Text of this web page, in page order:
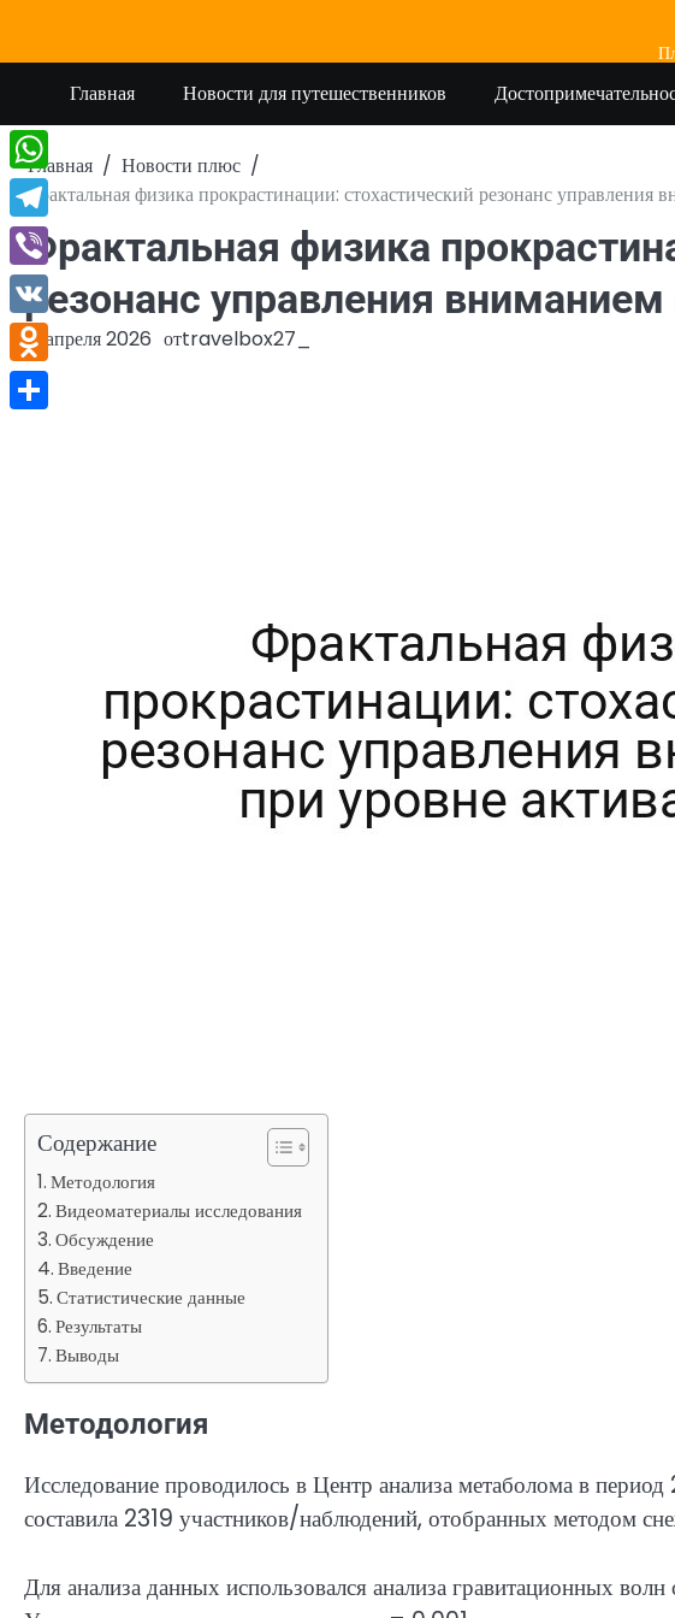
содержимому
Главная Новости для путешественников
Главная
Новости плюс
Фрактальная физика прокрастинации: стохастический резонанс управления
Фрактальная физика
резонанс управления
19 апреля 2026 отtravelbox27_
Содержание
Методология
Видеоматериалы исследования
Обсуждение
Введение
Статистические данные
Результаты
Выводы
Методология
Исследование проводилось в Центр анализа метаболома в
составила 2319 участников/наблюдений, отобранных методом
Для анализа данных использовался анализа гравитационных
WhatsApp
Telegram
Viber
VK
Odnoklassniki